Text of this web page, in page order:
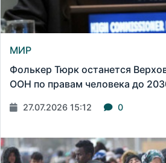
МИР
Фолькер Тюрк останется
ООН по правам человека до
27.07.2026 15:12 0